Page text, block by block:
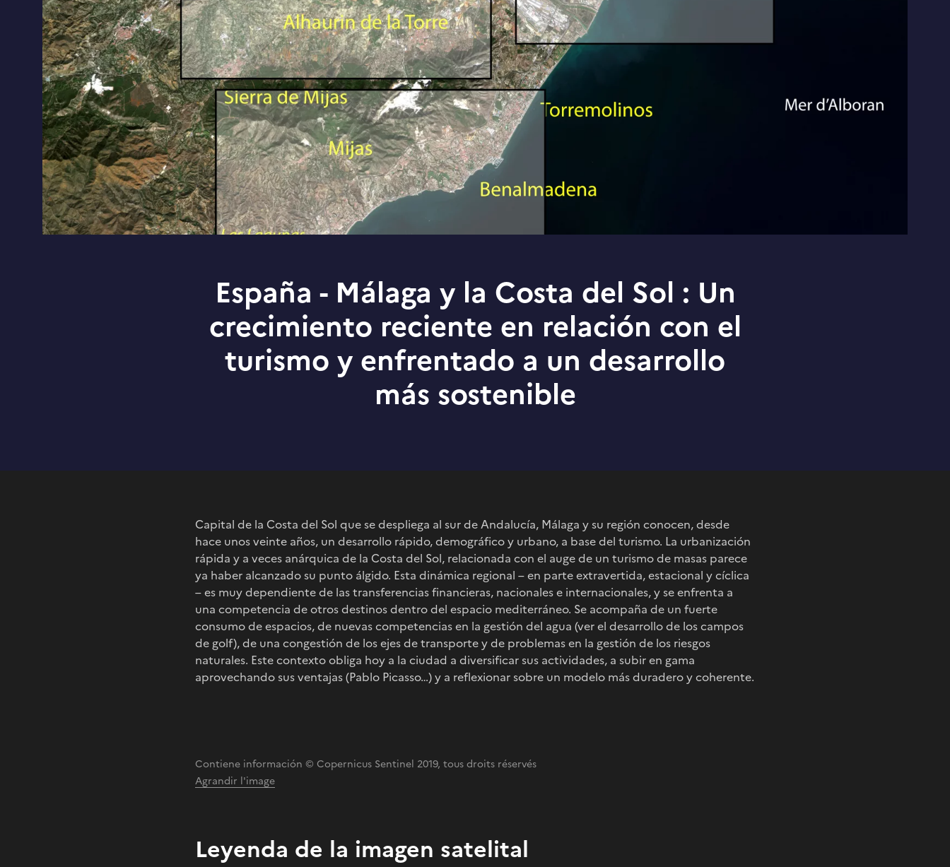
España - Málaga y la Costa del Sol : Un
crecimiento reciente en relación con el
turismo y enfrentado a un desarrollo
más sostenible
Capital de la Costa del Sol que se despliega al sur de Andalucía, Málaga y su región conocen, desde
hace unos veinte años, un desarrollo rápido, demográfico y urbano, a base del turismo. La urbanización
rápida y a veces anárquica de la Costa del Sol, relacionada con el auge de un turismo de masas parece
ya haber alcanzado su punto álgido. Esta dinámica regional – en parte extravertida, estacional y cíclica
– es muy dependiente de las transferencias financieras, nacionales e internacionales, y se enfrenta a
una competencia de otros destinos dentro del espacio mediterráneo. Se acompaña de un fuerte
consumo de espacios, de nuevas competencias en la gestión del agua (ver el desarrollo de los campos
de golf), de una congestión de los ejes de transporte y de problemas en la gestión de los riesgos
naturales. Este contexto obliga hoy a la ciudad a diversificar sus actividades, a subir en gama
aprovechando sus ventajas (Pablo Picasso…) y a reflexionar sobre un modelo más duradero y coherente.
Contiene información © Copernicus Sentinel 2019, tous droits réservés
Agrandir l'image
Leyenda de la imagen satelital